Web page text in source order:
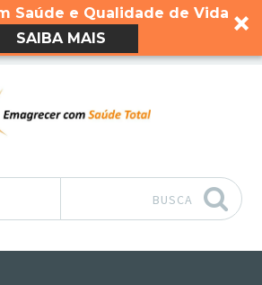
Saúde e Qualidade de Vida
SAIBA MAIS
BUSCA